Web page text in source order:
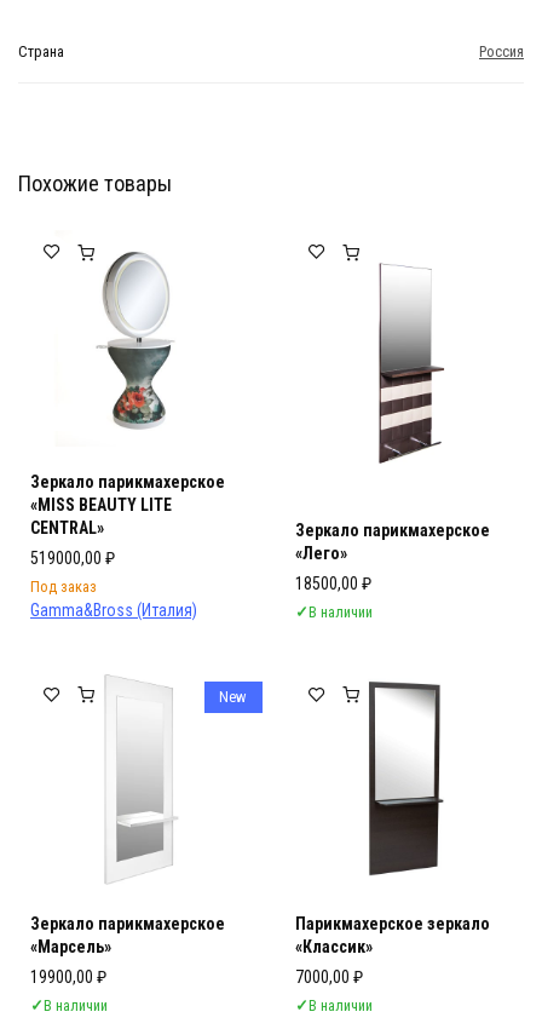
Страна Россия
Похожие товары
Зеркало парикмахерское
«MISS BEAUTY LITE
CENTRAL»
519000,00 ₽
Под заказ
Gamma&Bross (Италия)
Зеркало парикмахерское
«Лего»
18500,00 ₽
✓В наличии
New
Зеркало парикмахерское
«Марсель»
19900,00 ₽
✓В наличии
Парикмахерское зеркало
«Классик»
7000,00 ₽
✓В наличии